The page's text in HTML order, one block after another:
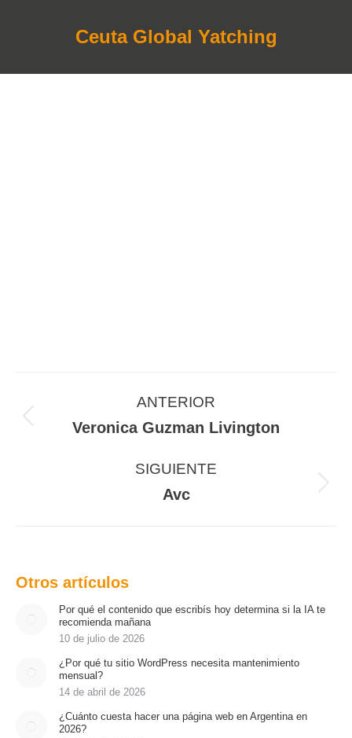
Ceuta Global Yatching
proyectos
ANTERIOR
Proyecto
Veronica Guzman Livington
SIGUIENTE
Proyecto
Avc
Otros artículos
Por qué el contenido que escribís hoy determina si la IA te
recomienda mañana
10 de julio de 2026
¿Por qué tu sitio WordPress necesita mantenimiento
mensual?
14 de abril de 2026
¿Cuánto cuesta hacer una página web en Argentina en
2026?